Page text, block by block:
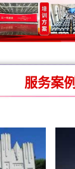
服务案例